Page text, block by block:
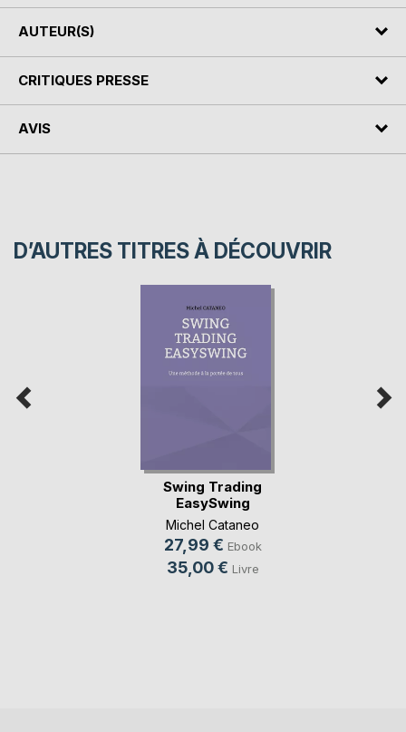
AUTEUR(S)
CRITIQUES PRESSE
AVIS
D’AUTRES TITRES À DÉCOUVRIR
Swing Trading
EasySwing
Michel Cataneo
27,99 € Ebook
35,00 € Livre